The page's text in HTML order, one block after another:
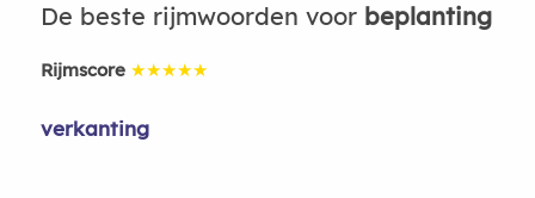
De beste rijmwoorden voor beplanting
Rijmscore ★★★★★
verkanting